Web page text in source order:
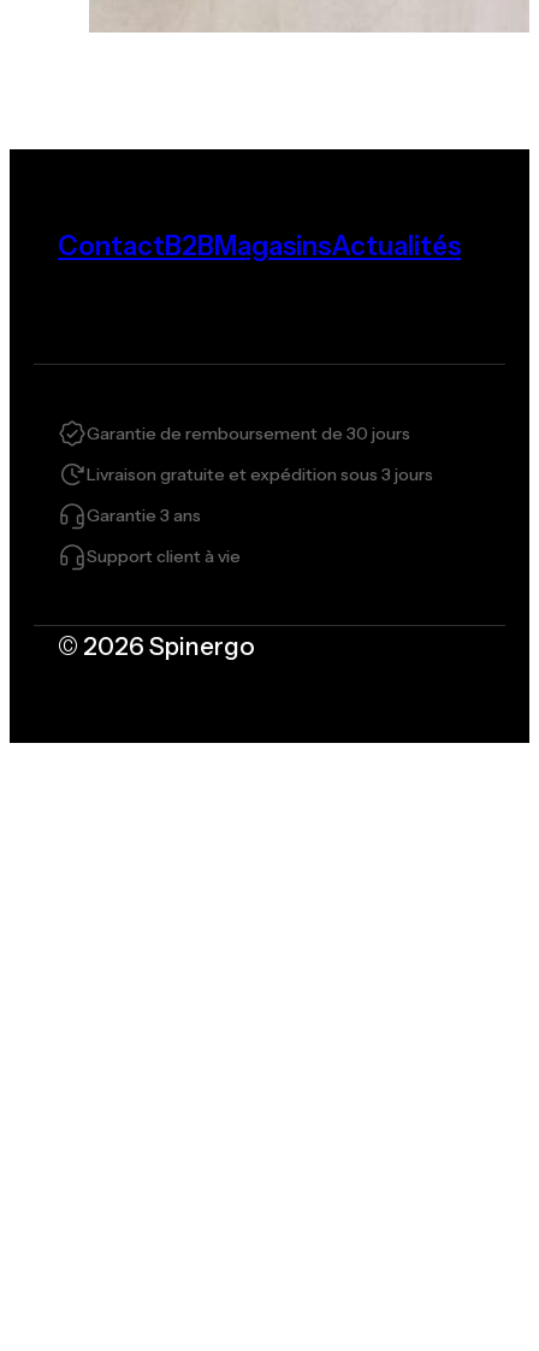
ContactB2BMagasinsActualités
Garantie de remboursement de 30 jours
Livraison gratuite et expédition sous 3 jours
Garantie 3 ans
Support client à vie
© 2026 Spinergo